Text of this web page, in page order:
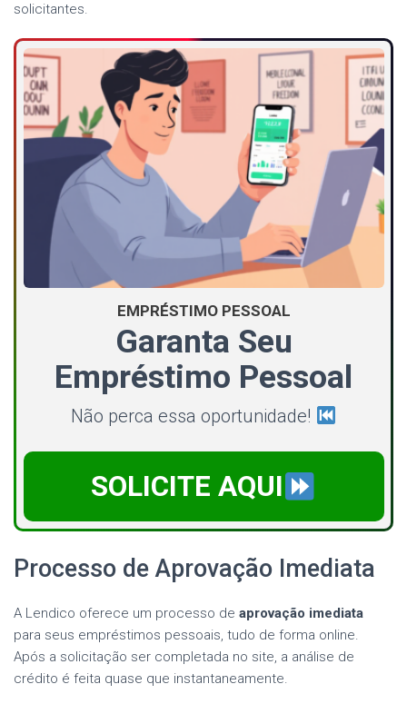
solicitantes.
EMPRÉSTIMO PESSOAL
Garanta Seu
Empréstimo Pessoal
Não perca essa oportunidade!
SOLICITE AQUI
Processo de Aprovação Imediata
A Lendico oferece um processo de aprovação imediata
para seus empréstimos pessoais, tudo de forma online.
Após a solicitação ser completada no site, a análise de
crédito é feita quase que instantaneamente.